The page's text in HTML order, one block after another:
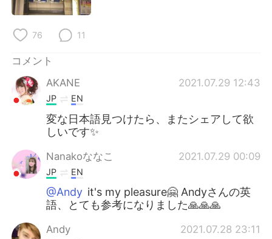
76 11
コメント
AKANE
2021.07.29 12:43
JP EN
変な日本語見つけたら、またシェアして欲
しいです✨
Nanakoななこ 2021.07.29 00:09
JP EN
@Andy it's my pleasure🤗 Andyさんの英
語、とても参考になりました🙏🙏🙏
Andy 2021.07.28 23:11